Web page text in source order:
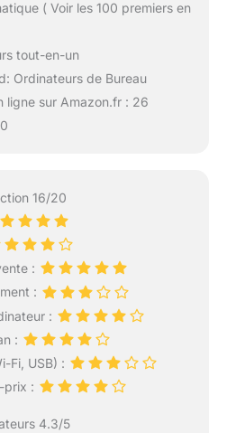
( Voir les 100 premiers en
tout-en-un
Ordinateurs de Bureau
ligne sur Amazon.fr : 26
16/20
:
:
:
:
Fi, USB) :
prix :
4.3/5